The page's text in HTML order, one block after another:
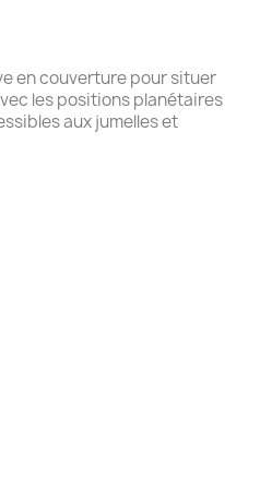
en couverture pour situer
les positions planétaires
aux jumelles et